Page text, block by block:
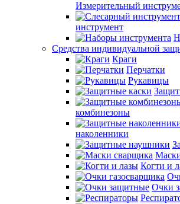
Измерительный
инструмент
Средства индивидуальной
Краги
Перчатки
Рукавицы
комбинезоны
наколенники
Когти и
Очки